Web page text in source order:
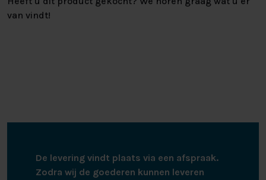
van vindt!
De levering vindt plaats via een afspraak.
Zodra wij de goederen kunnen leveren